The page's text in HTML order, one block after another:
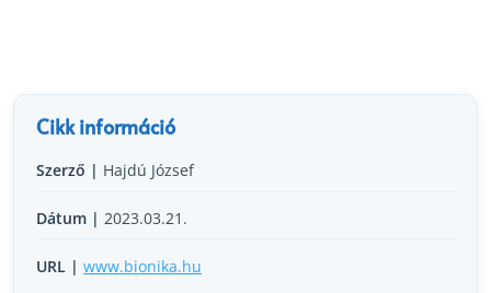
Cikk információ
Szerző | Hajdú József
Dátum | 2023.03.21.
URL | www.bionika.hu